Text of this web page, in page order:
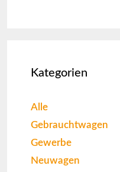
Kategorien
Alle
Gebrauchtwagen
Gewerbe
Neuwagen